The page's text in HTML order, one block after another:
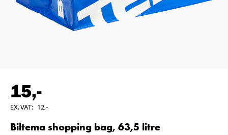
15,-
EX. VAT: 12,-
Biltema shopping bag, 63,5 litre